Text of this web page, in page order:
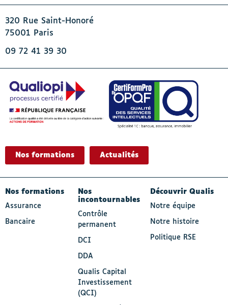
320 Rue Saint-Honoré
75001 Paris
09 72 41 39 30
Nos formations
- Actif
Actualités
Nos formations
Assurance
Bancaire
Nos
incontournables
Contrôle
permanent
DCI
DDA
Qualis Capital
Investissement
(QCI)
Découvrir Qualis
Notre équipe
Notre histoire
Politique RSE